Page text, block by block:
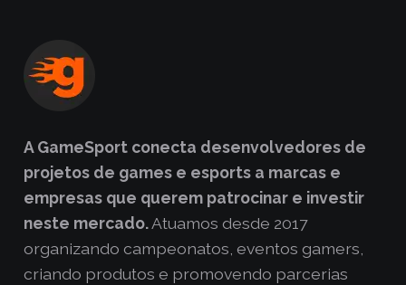
A GameSport conecta desenvolvedores de
projetos de games e esports a marcas e
empresas que querem patrocinar e investir
neste mercado.Atuamos desde 2017
organizando campeonatos, eventos gamers,
criando produtos e promovendo parcerias